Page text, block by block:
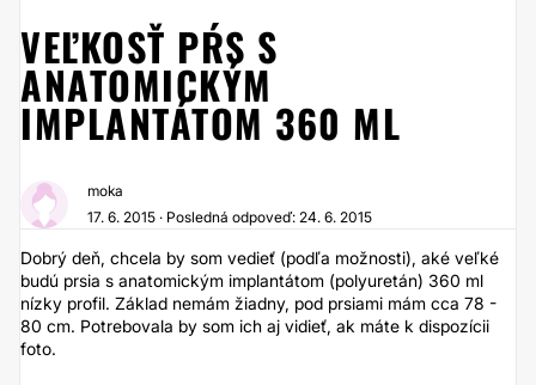
VEĽKOSŤ PŔS S
ANATOMICKÝM
IMPLANTÁTOM 360 ML
moka
17. 6. 2015 · Posledná odpoveď: 24. 6. 2015
Dobrý deň, chcela by som vedieť (podľa možnosti), aké veľké
budú prsia s anatomickým implantátom (polyuretán) 360 ml
nízky profil. Základ nemám žiadny, pod prsiami mám cca 78 -
80 cm. Potrebovala by som ich aj vidieť, ak máte k dispozícii
foto.